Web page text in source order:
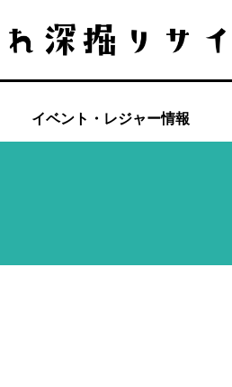
イベント・レジャー情報